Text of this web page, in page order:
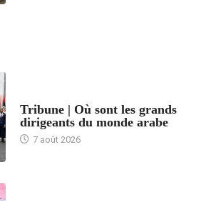
Tribune | Où sont les grands
dirigeants du monde arabe
7 août 2026